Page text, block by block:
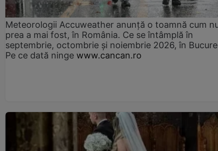
Meteorologii Accuweather anunță o toamnă cum
prea a mai fost, în România. Ce se întâmplă în
septembrie, octombrie și noiembrie 2026, în
Pe ce dată ninge www.cancan.ro